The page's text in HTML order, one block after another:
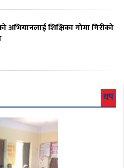
अभियानलाई शिक्षिका गोमा गिरीको
थप